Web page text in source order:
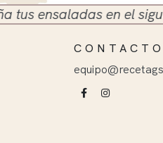
ensaladas en el
CONTACTO